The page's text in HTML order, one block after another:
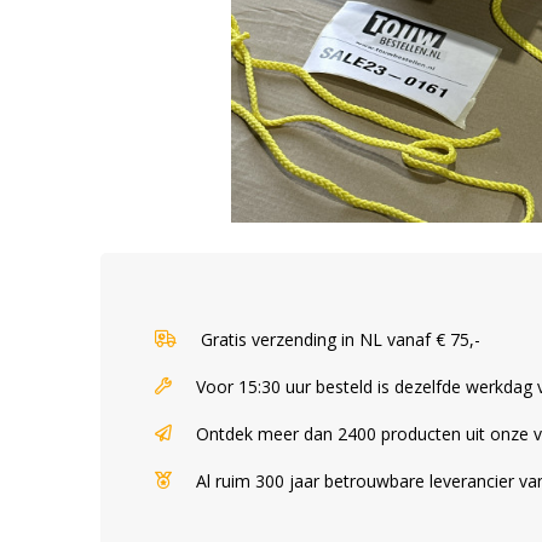
Gratis verzending in NL vanaf € 75,-
Voor 15:30 uur besteld is dezelfde werkdag
Ontdek meer dan 2400 producten uit onze
Al ruim 300 jaar betrouwbare leverancier